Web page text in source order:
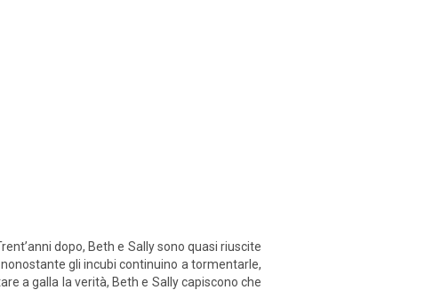
dopo, Beth e Sally sono quasi riuscite
gli incubi continuino a tormentarle,
a galla la verità, Beth e Sally capiscono che